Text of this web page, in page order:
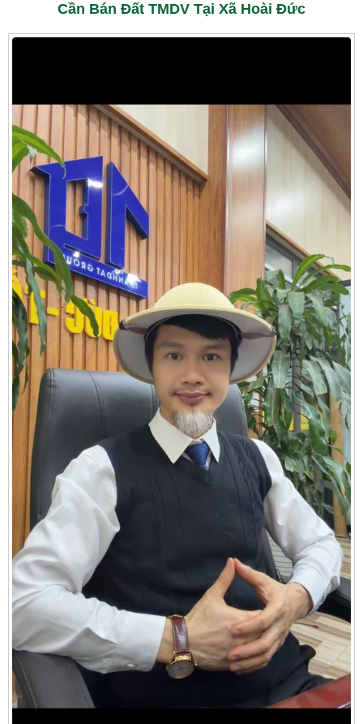
Cần thuê MBKD tại Phường Hà Đông
Cần thuê MBKD tại Phường Hoàng Mai
Cần thuê MBKD tại Phường Phương Liệt
Cần thuê MBKD tại Phường Khương Đình
Cần thuê MBKD tại Phường Yên Sở
Cần thuê MBKD tại Phường Hoàng Liệt
Cần thuê MBKD tại Phường Định Công
Cần thuê MBKD tại Phường Tương Mai
Cần thuê MBKD tại Phường Vĩnh Hưng
Cần thuê MBKD tại Phường Lĩnh Nam
Cần thuê MBKD tại Phường Hồng Hà
Cần thuê MBKD tại Phường Láng
Cần thuê MBKD tại Phường Văn Miếu
Cần thuê MBKD tại Phường Kim Liên
Cần thuê MBKD tại Phường Bạch Mai
Cần thuê MBKD tại Phường Vĩnh Tuy
Cần Bán Đất TMDV Tại Xã Hoài Đức